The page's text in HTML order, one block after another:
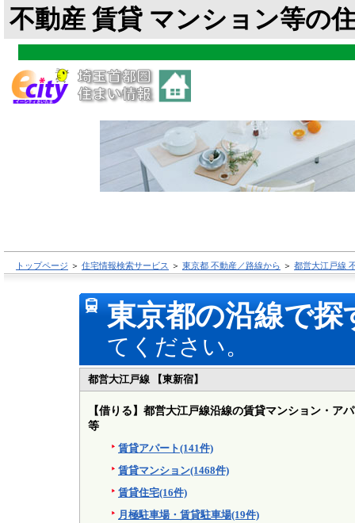
不動産 賃貸 マンション等の
トップページ ＞ 住宅情報検索サービス ＞ 東京都 不動産／路線から ＞ 都営大江戸線
東京都の沿線で探
てください。
都営大江戸線 【東新宿】
【借りる】 都営大江戸線沿線の賃貸マンション・ア
等
賃貸アパート(141件)
賃貸マンション(1468件)
賃貸住宅(16件)
月極駐車場・賃貸駐車場(19件)